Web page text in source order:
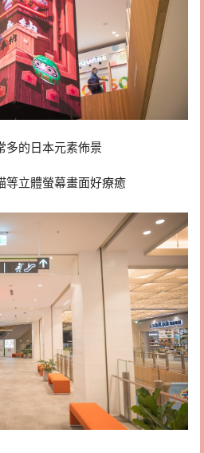
多的日本元素佈景
等立體螢幕畫面好療癒